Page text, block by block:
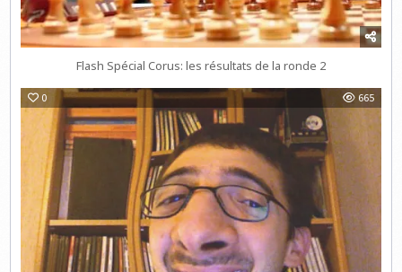
Flash Spécial Corus: les résultats de la ronde 2
0 665